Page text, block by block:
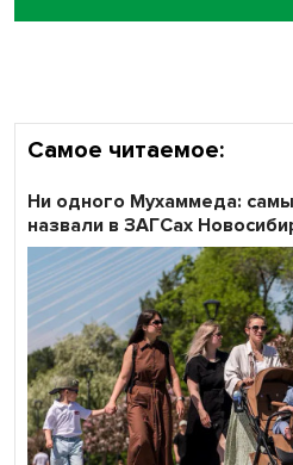
Кибертанки пошли в бой:
Самое читаемое:
Ни одного Мухаммеда:
назвали в ЗАГСах